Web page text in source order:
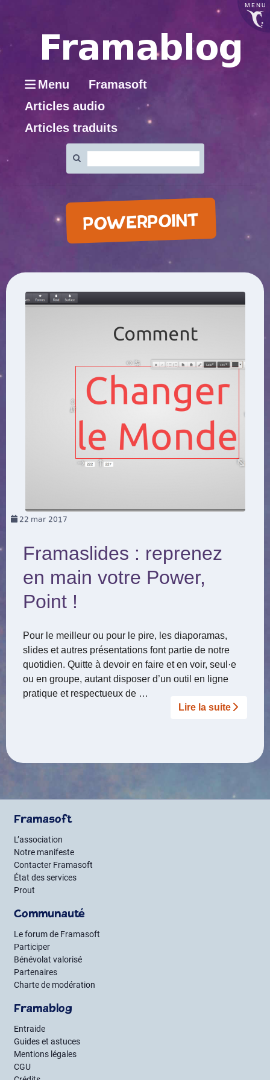
MENU
Menu
Framasoft
Articles audio
Articles traduits
:
POWERPOINT
22 mar 2017
Framaslides : reprenez
en main votre Power,
Point !
Pour le meilleur ou pour le pire, les diaporamas,
slides et autres présentations font partie de notre
quotidien. Quitte à devoir en faire et en voir, seul ·e
ou en groupe, autant disposer d’un outil en ligne
pratique et respectueux de …
Lire la suite­­
Framasoft
L’association
Notre manifeste
Contacter Framasoft
État des services
Prout
Communauté
Le forum de Framasoft
Participer
Bénévolat valorisé
Partenaires
Charte de modération
Framablog
Entraide
Guides et astuces
Mentions légales
CGU